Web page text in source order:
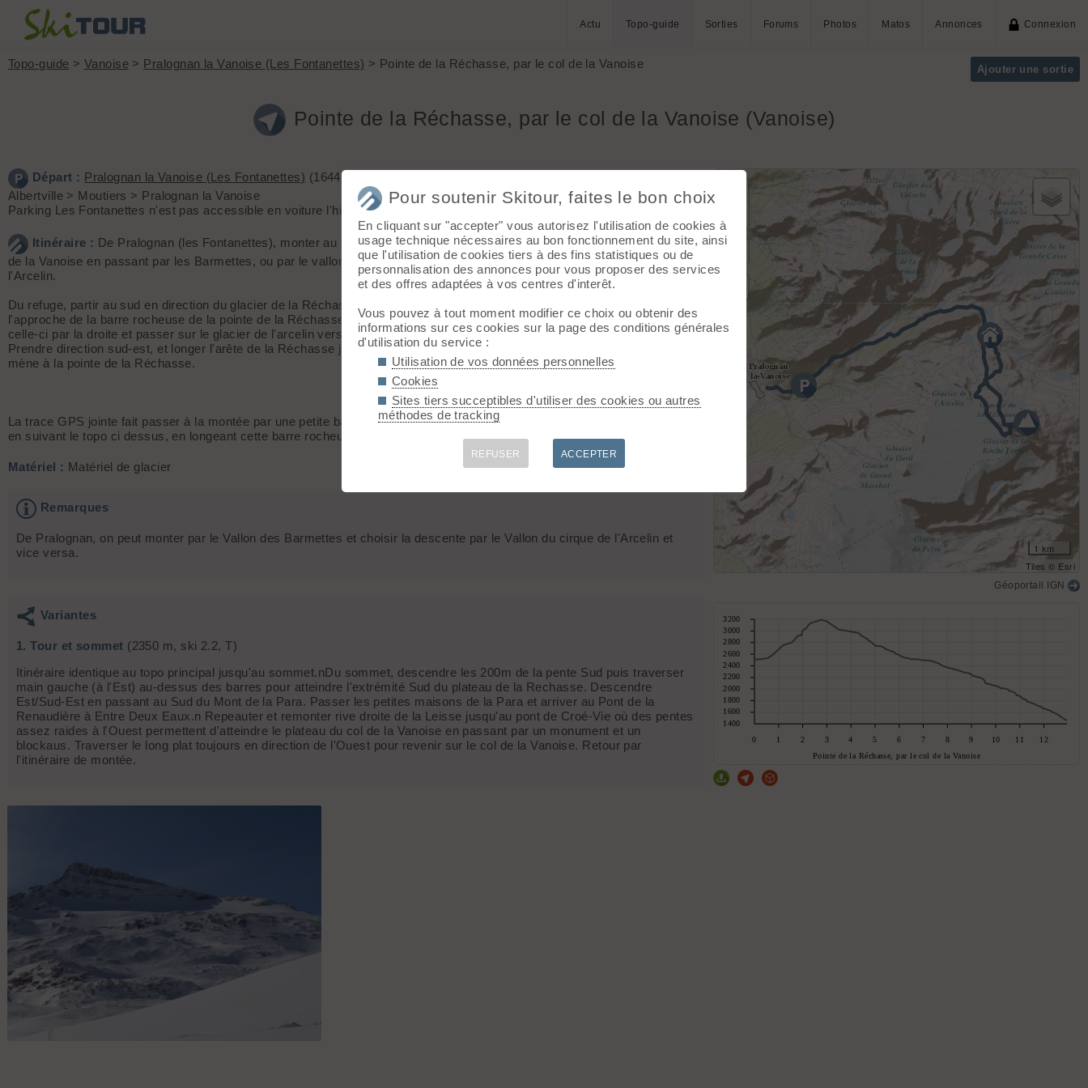
Actu Topo-guide Sorties Forums Photos Matos Annonces Connexion
Ajouter une sortie
Topo-guide > Vanoise > Pralognan la Vanoise (Les Fontanettes) > Pointe de la Réchasse, par le col de la Vanoise
Pointe de la Réchasse, par le col de la Vanoise (Vanoise)
Sommet :
Pointe de la Réchasse (3212 m)
Dénivelé :
1572 m.
Difficulté de montée : F
Difficulté ski :2.2 E2
Pente : passage à 35°
Départ : Pralognan la Vanoise (Les Fontanettes) (1644 m) -
Albertville > Moutiers > Pralognan la Vanoise
Parking Les Fontanettes n'est pas accessible en voiture l'hiver.
Itinéraire : De Pralognan (les Fontanettes), monter au refuge du Col
de la Vanoise en passant par les Barmettes, ou par le vallon du cirque de
l'Arcelin.
Du refuge, partir au sud en direction du glacier de la Réchasse. A
l'approche de la barre rocheuse de la pointe de la Réchasse, contourner
celle-ci par la droite et passer sur le glacier de l'arcelin vers 3000 m.
Prendre direction sud-est, et longer l'arête de la Réchasse jusqu'à 3050 m, puis monter la pente orientée sud-ouest qui
mène à la pointe de la Réchasse.
La trace GPS jointe fait passer à la montée par une petite barre rocheuse de ~10m de hauteur en IV qu'il est facile d’éviter
en suivant le topo ci dessus, en longeant cette barre rocheuse par la droite en montant.
Matériel : Matériel de glacier
Remarques
De Pralognan, on peut monter par le Vallon des Barmettes et choisir la descente par le Vallon du cirque de l'Arcelin et
vice versa.
Variantes
1. Tour et sommet (2350 m, ski 2.2, T)
Itinéraire identique au topo principal jusqu'au sommet.nDu sommet, descendre les 200m de la pente Sud puis traverser
main gauche (à l'Est) au-dessus des barres pour atteindre l'extrémité Sud du plateau de la Rechasse. Descendre
Est/Sud-Est en passant au Sud du Mont de la Para. Passer les petites maisons de la Para et arriver au Pont de la
Renaudière à Entre Deux Eaux.n Repeauter et remonter rive droite de la Leisse jusqu'au pont de Croé-Vie où des pentes
assez raides à l'Ouest permettent d'atteindre le plateau du col de la Vanoise en passant par un monument et un
blockaus. Traverser le long plat toujours en direction de l'Ouest pour revenir sur le col de la Vanoise. Retour par
l'itinéraire de montée.
1 km
Tiles © Esri
Géoportail IGN
Pour soutenir Skitour, faites le bon choix
En cliquant sur "accepter" vous autorisez l'utilisation de cookies à
usage technique nécessaires au bon fonctionnement du site, ainsi
que l'utilisation de cookies tiers à des fins statistiques ou de
personnalisation des annonces pour vous proposer des services
et des offres adaptées à vos centres d'interêt.
Vous pouvez à tout moment modifier ce choix ou obtenir des
informations sur ces cookies sur la page des conditions générales
d'utilisation du service :
Utilisation de vos données personnelles
Cookies
Sites tiers succeptibles d'utiliser des cookies ou autres
méthodes de tracking
REFUSER ACCEPTER